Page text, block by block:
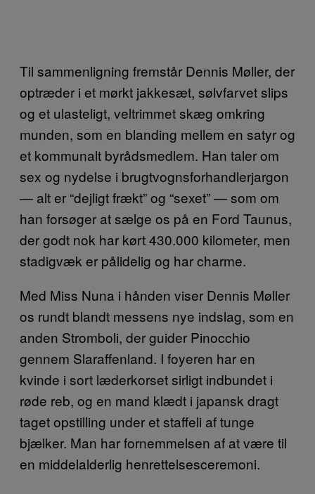
Til sammenligning fremstår Dennis Møller, der
optræder i et mørkt jakkesæt, sølvfarvet slips
og et ulasteligt, veltrimmet skæg omkring
munden, som en blanding mellem en satyr og
et kommunalt byrådsmedlem. Han taler om
sex og nydelse i brugtvognsforhandlerjargon
— alt er “dejligt frækt” og “sexet” — som om
han forsøger at sælge os på en Ford Taunus,
der godt nok har kørt 430.000 kilometer, men
stadigvæk er pålidelig og har charme.
Med Miss Nuna i hånden viser Dennis Møller
os rundt blandt messens nye indslag, som en
anden Stromboli, der guider Pinocchio
gennem Slaraffenland. I foyeren har en
kvinde i sort læderkorset sirligt indbundet i
røde reb, og en mand klædt i japansk dragt
taget opstilling under et staffeli af tunge
bjælker. Man har fornemmelsen af at være til
en middelalderlig henrettelsesceremoni.